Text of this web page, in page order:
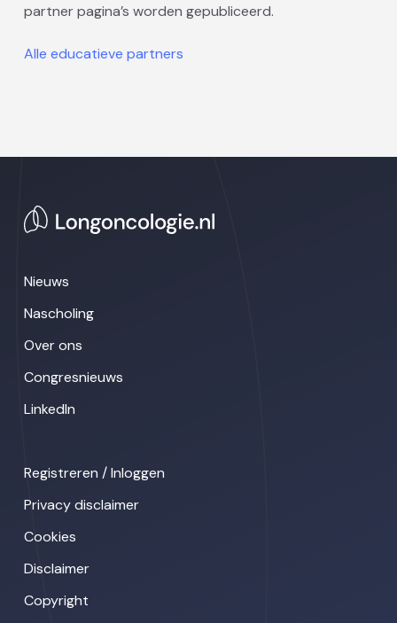
partner pagina’s worden gepubliceerd.
Alle educatieve partners
Nieuws
Nascholing
Over ons
Congresnieuws
LinkedIn
Registreren / Inloggen
Privacy disclaimer
Cookies
Disclaimer
Copyright